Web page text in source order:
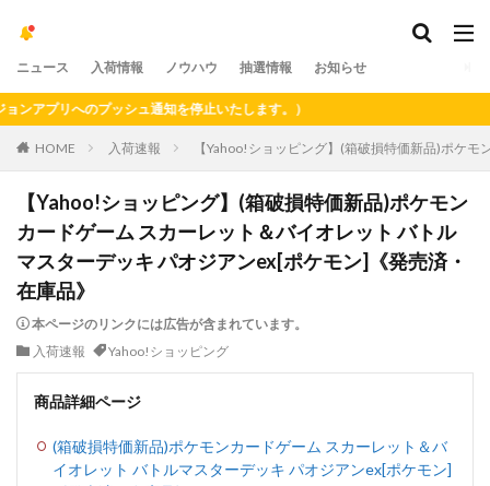
ニュース 入荷情報 ノウハウ 抽選情報 お知らせ
リへのプッシュ通知を停止いたします。）
HOME 入荷速報 【Yahoo!ショッピング】(箱破損特価新品)ポケ
【Yahoo!ショッピング】(箱破損特価新品)ポケモン
カードゲーム スカーレット＆バイオレット バトル
マスターデッキ パオジアンex[ポケモン]《発売済・
在庫品》
本ページのリンクには広告が含まれています。
入荷速報
Yahoo!ショッピング
商品詳細ページ
(箱破損特価新品)ポケモンカードゲーム スカーレット＆バ
イオレット バトルマスターデッキ パオジアンex[ポケモン]